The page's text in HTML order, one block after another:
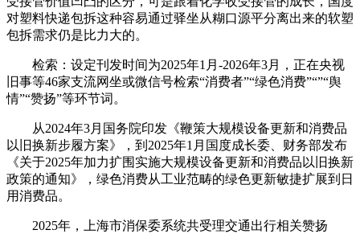
对塑料快递包拆这种容易通过驿坐从糊口源平分离出来的软塑
包拆需求仍是比力大的。
检索：设定刊发时间为2025年1月-2026年3月，正在央视
旧事等46家支流网坐或微信号检索“消费者”“绿色消费”“”“舆
情”“赞扬”等环节词。
从2024年3月国务院印发《鞭策大规模设备更新和消费品
以旧换新步履方案》，到2025年1月国度成长委、财务部发布
《关于2025年加力扩围实施大规模设备更新和消费品以旧换新
政策的通知》，绿色消费从工业范畴的绿色更新敏捷扩展到日
用消费品。
2025年，上海市消保委系统共受理交通出行相关赞扬